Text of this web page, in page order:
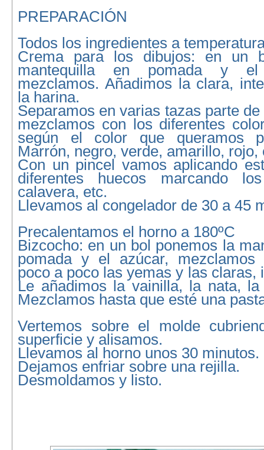
PREPARACIÓN
Todos los ingredientes a
Crema para los dibujos: en un
mantequilla en pomada y
mezclamos. Añadimos la clara,
la harina.
Separamos en varias tazas parte
mezclamos con los diferentes
según el color que queramos
Marrón, negro, verde, amarillo, rojo,
Con un pincel vamos aplicando
diferentes huecos marcando
calavera, etc.
Llevamos al congelador de 30 a 45
Precalentamos el horno a 180ºC
Bizcocho: en un bol ponemos la
pomada y el azúcar, mezclamos
poco a poco las yemas y las claras,
Le añadimos la vainilla, la nata,
Mezclamos hasta que esté una
Vertemos sobre el molde
superficie y alisamos.
Llevamos al horno unos 30 minutos.
Dejamos enfriar sobre una rejilla.
Desmoldamos y listo.